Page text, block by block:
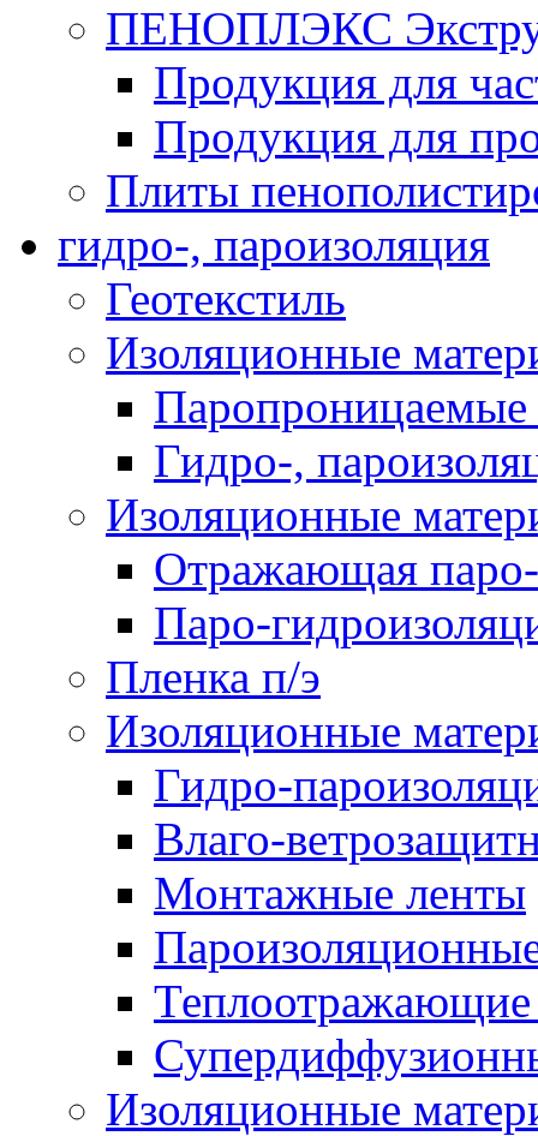
ПЕНОПЛЭКС
Продукция для
Продукция для
Плиты
гидро-, пароизоляция
Геотекстиль
Изоляционные
Гидро-,
Изоляционные
Отражающая
Паро-
Пленка п/э
Изоляционные
Гидро-
Влаго-
Монтажные ленты
Теплоотражающие
Изоляционные